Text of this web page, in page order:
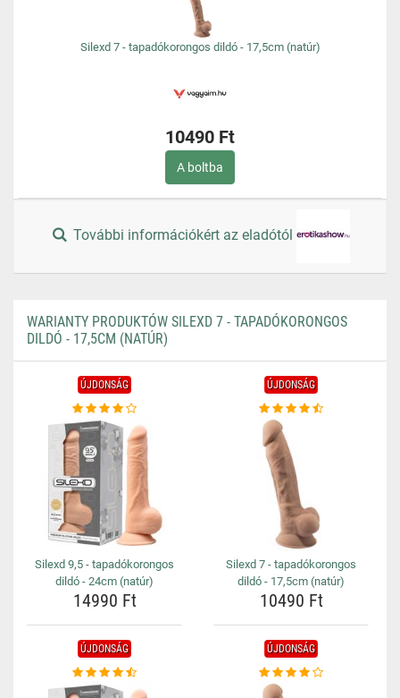
Silexd 7 - tapadókorongos dildó - 17,5cm (natúr)
10490 Ft
A boltba
További információkért az eladótól
WARIANTY PRODUKTÓW SILEXD 7 - TAPADÓKORONGOS
DILDÓ - 17,5CM (NATÚR)
ÚJDONSÁG
Silexd 9,5 - tapadókorongos
dildó - 24cm (natúr)
14990 Ft
ÚJDONSÁG
Silexd 7 - tapadókorongos
dildó - 17,5cm (natúr)
10490 Ft
ÚJDONSÁG ÚJDONSÁG